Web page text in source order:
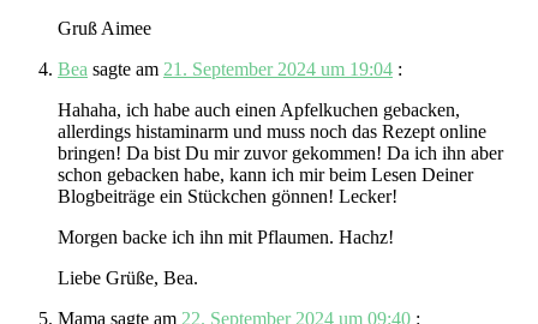
Gruß Aimee
Bea sagte am 21. September 2024 um 19:04 :
Hahaha, ich habe auch einen Apfelkuchen gebacken,
allerdings histaminarm und muss noch das Rezept online
bringen! Da bist Du mir zuvor gekommen! Da ich ihn aber
schon gebacken habe, kann ich mir beim Lesen Deiner
Blogbeiträge ein Stückchen gönnen! Lecker!
Morgen backe ich ihn mit Pflaumen. Hachz!
Liebe Grüße, Bea.
Mama sagte am 22. September 2024 um 09:40 :